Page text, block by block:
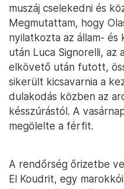
muszáj cselekedni és
Megmutattam, hogy
nyilatkozta az állam-
után Luca Signorelli, az
elkövető után futott,
sikerült kicsavarnia a
dulakodás közben az
késszúrástól. A
megölelte a férfit.
A rendőrség őrizetbe
El Koudrit, egy